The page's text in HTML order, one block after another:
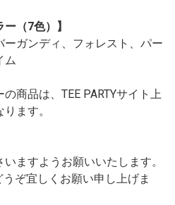
（7色）】
ガンディ、フォレスト、パー
ム
商品は、TEE PARTYサイト上
ます。
ますようお願いいたします。
うぞ宜しくお願い申し上げま